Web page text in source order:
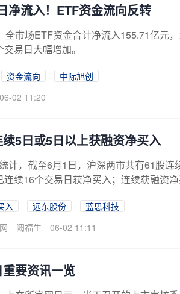
净流入！ETF资金流向反转
全市场ETF资金合计净流入155.71亿元
易日大幅增加。
资金流向
中际旭创
06-02 11:20
5日或5日以上获融资净买入
计，截至6月1日，沪深两市共有61股
连续16个交易日获净买入；连续获融资
入 远东股份
蓝思科技
阙福生 06-02 11:11
要资讯一览